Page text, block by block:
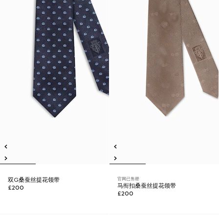
双G桑蚕丝提花领带
£200
官网已售罄
马衔扣桑蚕丝提花领带
£200